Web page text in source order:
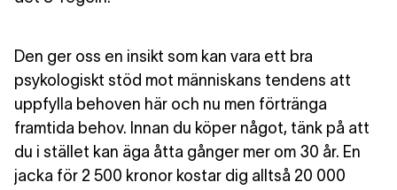
Den ger oss en insikt som kan vara ett bra
psykologiskt stöd mot människans tendens att
uppfylla behoven här och nu men förtränga
framtida behov. Innan du köper något, tänk på att
du i stället kan äga åtta gånger mer om 30 år. En
jacka för 2 500 kronor kostar dig alltså 20 000